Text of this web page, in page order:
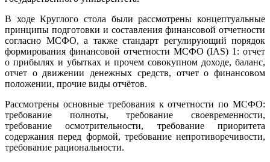
В ходе Круглого стола были рассмотрены концептуальные
принципы подготовки и составления финансовой отчетности
согласно МСФО, а также стандарт регулирующий порядок
формирования финансовой отчетности МСФО (IAS) 1: отчет
о прибылях и убытках и прочем совокупном доходе, баланс,
отчет о движении денежных средств, отчет о финансовом
положении, прочие виды отчётов.
Рассмотрены основные требования к отчетности по МСФО:
требование полноты, требование своевременности,
требование осмотрительности, требование приоритета
содержания перед формой, требование непротиворечивости,
требование рациональности.